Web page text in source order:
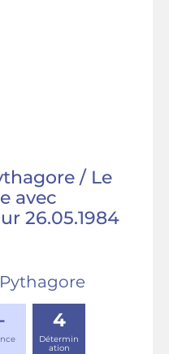
/ Le
avec
26.05.1984
4
Détermin
ation